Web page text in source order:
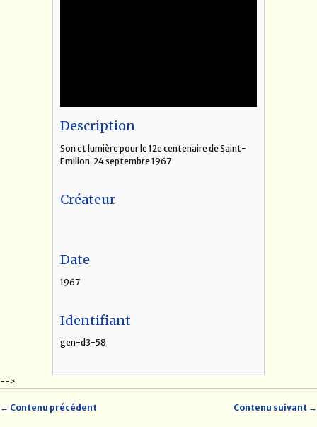
Description
Son et lumière pour le 12e centenaire de Saint-
Emilion. 24 septembre 1967
Créateur
Date
1967
Identifiant
gen-d3-58
-->
← Contenu précédent Contenu suivant →